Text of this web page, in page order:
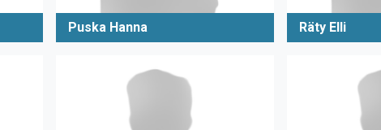
Puska Hanna Räty Elli